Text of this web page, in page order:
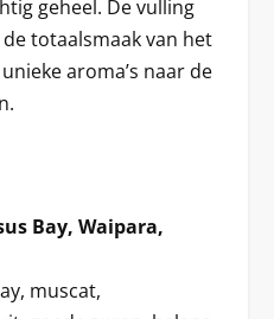
geheel. De vulling
totaalsmaak van het
aroma’s naar de
Bay, Waipara,
muscat,